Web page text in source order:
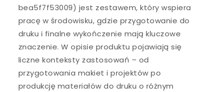
bea5f7f53009) jest zestawem, który wspiera
pracę w środowisku, gdzie przygotowanie do
druku i finalne wykończenie mają kluczowe
znaczenie. W opisie produktu pojawiają się
liczne konteksty zastosowań – od
przygotowania makiet i projektów po
produkcję materiałów do druku o różnym